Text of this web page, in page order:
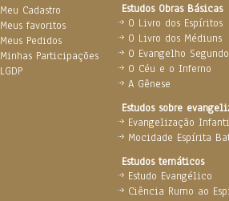
Estudos Obras Básicas
O Livro dos Espíritos
O Livro dos Médiuns
O Evangelho
O Céu e o Inferno
A Gênese
Estudos sobre
Evangelização
Mocidade Espírita
Estudos temáticos
Estudo Evangélico
Ciência Rumo ao
Meu Cadastro
Meus favoritos
Meus Pedidos
Minhas Participações
LGDP